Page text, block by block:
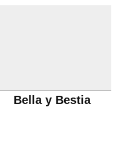
Bella y Bestia